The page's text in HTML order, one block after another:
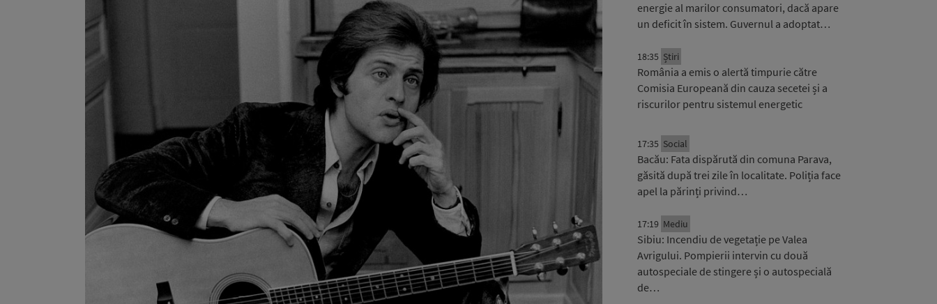
energie al marilor consumatori, dacă apare
un deficit în sistem. Guvernul a adoptat…
18:35 Știri
România a emis o alertă timpurie către
Comisia Europeană din cauza secetei și a
riscurilor pentru sistemul energetic
17:35 Social
Bacău: Fata dispărută din comuna Parava,
găsită după trei zile în localitate. Poliția face
apel la părinți privind…
17:19 Mediu
Sibiu: Incendiu de vegetație pe Valea
Avrigului. Pompierii intervin cu două
autospeciale de stingere și o autospecială
de…